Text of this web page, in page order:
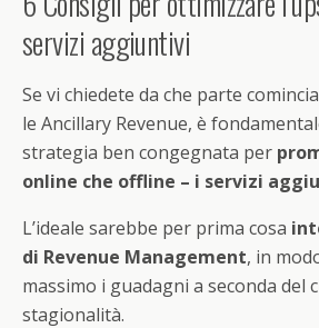
servizi aggiuntivi
Se vi chiedete da che parte
le Ancillary Revenue, è
strategia ben congegnata per
online che offline – i servizi
L’ideale sarebbe per prima cosa
di Revenue Management, in
massimo i guadagni a seconda del
stagionalità.